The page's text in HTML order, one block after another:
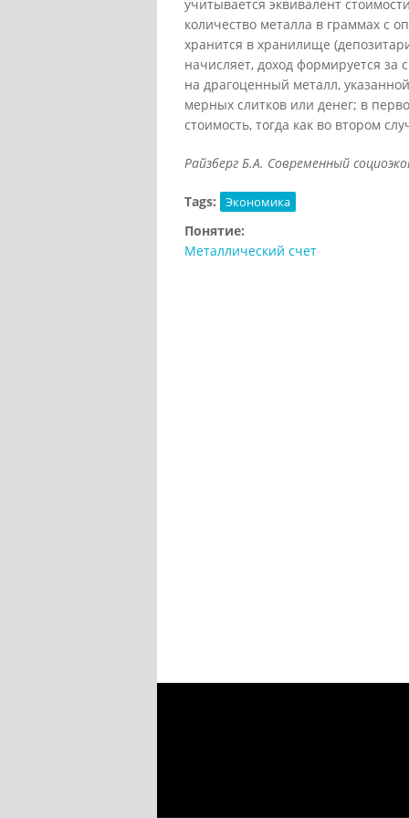
учитывается эквивалент
количество металла в граммах с
хранится в хранилище
начисляет, доход формируется
на драгоценный металл,
мерных слитков или денег; в
стоимость, тогда как во втором
Райзберг Б.А. Современный
Tags: Экономика
Понятие:
Металлический счет